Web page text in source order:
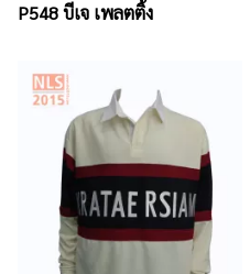
P548 บีเจ เพลตติ้ง